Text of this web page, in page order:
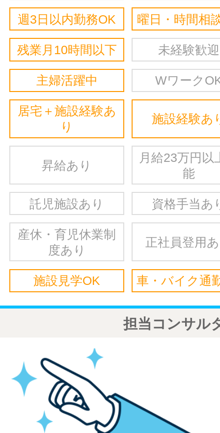
週3日以内勤務OK 曜日・時間相
残業月10時間以下 未経験歓迎
主婦活躍中 Wワーク
居宅＋施設経験あ
り
施設経験あ
昇給あり
月給23万円以
能
託児施設あり 資格手当あ
産休・育児休業制
度あり
正社員登用
施設見学OK 車・バイク通
担当コンサル